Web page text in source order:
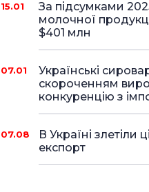
15.01
За підсумками
молочної
$401 млн
07.01
Українські
скороченням
конкуренцію з
07.08
В Україні злетіли
експорт